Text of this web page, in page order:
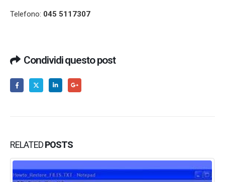
Telefono: 045 5117307
Condividi questo post
RELATEDPOSTS